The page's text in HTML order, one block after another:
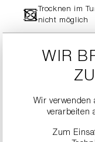
- Trocknen im
nicht möglich
Textilpflege
WIR
Wir verwenden
verarbeiten
Zum